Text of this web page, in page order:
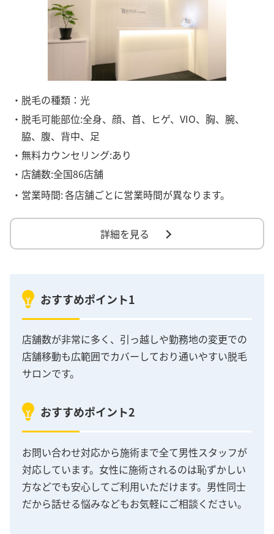
・脱毛の種類：光
・脱毛可能部位:全身、顔、首、ヒゲ、VIO、胸、腕、
脇、腹、背中、足
・無料カウンセリング:あり
・店舗数:全国86店舗
・営業時間:各店舗ごとに営業時間が異なります。
詳細を見る
おすすめポイント1
店舗数が非常に多く、引っ越しや勤務地の変更での
店舗移動も広範囲でカバーしており通いやすい脱毛
サロンです。
おすすめポイント2
お問い合わせ対応から施術まで全て男性スタッフが
対応しています。女性に施術されるのは恥ずかしい
方などでも安心してご利用いただけます。男性同士
だから話せる悩みなどもお気軽にご相談ください。